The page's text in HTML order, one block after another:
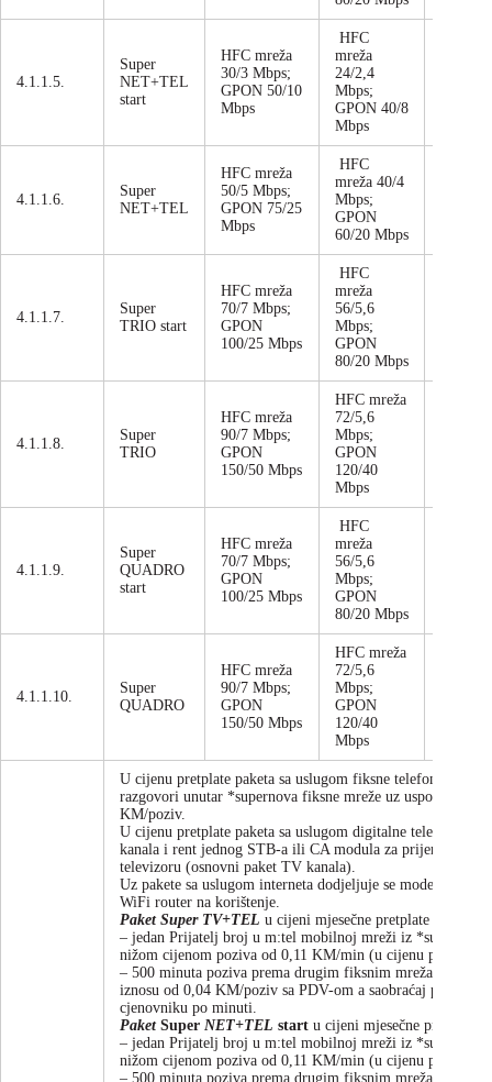
4.1.1.5.
Super
NET+TEL
start
HFC mreža
30/3 Mbps;
GPON 50/10
Mbps
HFC
mreža
24/2,4
Mbps;
GPON 40/8
Mbps
4.1.1.6.
Super
NET+TEL
HFC mreža
50/5 Mbps;
GPON 75/25
Mbps
HFC
mreža 40/4
Mbps;
GPON
60/20 Mbps
4.1.1.7.
Super
TRIO start
HFC mreža
70/7 Mbps;
GPON
100/25 Mbps
HFC
mreža
56/5,6
Mbps;
GPON
80/20 Mbps
4.1.1.8.
Super
TRIO
HFC mreža
90/7 Mbps;
GPON
150/50 Mbps
HFC mreža
72/5,6
Mbps;
GPON
120/40
Mbps
4.1.1.9.
Super
QUADRO
start
HFC mreža
70/7 Mbps;
GPON
100/25 Mbps
HFC
mreža
56/5,6
Mbps;
GPON
80/20 Mbps
4.1.1.10.
Super
QUADRO
HFC mreža
90/7 Mbps;
GPON
150/50 Mbps
HFC mreža
72/5,6
Mbps;
GPON
120/40
Mbps
U cijenu pretplate paketa sa uslugom fiksne telefonije
razgovori unutar *supernova fiksne mreže uz uspostavu
KM/poziv.
U cijenu pretplate paketa sa uslugom digitalne televizije
kanala i rent jednog STB-a ili CA modula za prijem
televizoru (osnovni paket TV kanala).
Uz pakete sa uslugom interneta dodjeljuje se modem sa
WiFi router na korištenje.
Paket Super TV+TEL u cijeni mjesečne pretplate
– jedan Prijatelj broj u m:tel mobilnoj mreži iz *supernova
nižom cijenom poziva od 0,11 KM/min (u cijenu poziva je
– 500 minuta poziva prema drugim fiksnim mrežama u
iznosu od 0,04 KM/poziv sa PDV-om a saobraćaj preko
cjenovniku po minuti.
PaketSuper NET+TEL start u cijeni mjesečne pretplate
– jedan Prijatelj broj u m:tel mobilnoj mreži iz *supernova
nižom cijenom poziva od 0,11 KM/min (u cijenu poziva je
– 500 minuta poziva prema drugim fiksnim mrežama u